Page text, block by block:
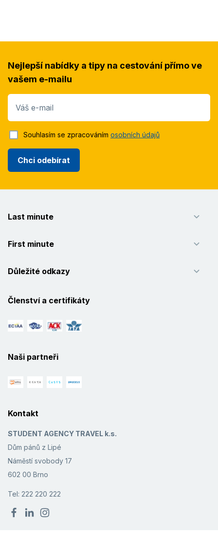
Nejlepší nabídky a tipy na cestování přímo ve
vašem e-mailu
Váš e-mail
Chci odebírat
Souhlasím se zpracováním osobních údajů
Last minute
First minute
Důležité odkazy
Členství a certifikáty
Naši partneři
Kontakt
STUDENT AGENCY TRAVEL k.s.
Dům pánů z Lipé
Náměstí svobody 17
602 00 Brno
Tel: 222 220 222